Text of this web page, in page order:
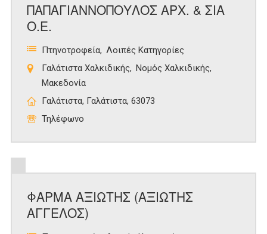
ΠΑΠΑΓΙΑΝΝΟΠΟΥΛΟΣ ΑΡΧ. & ΣΙΑ
Ο.Ε.
Πτηνοτροφεία Λοιπές Κατηγορίες
Γαλάτιστα Χαλκιδικής
Νομός Χαλκιδικής
Μακεδονία
Γαλάτιστα, Γαλάτιστα, 63073
Τηλέφωνο
ΦΑΡΜΑ ΑΞΙΩΤΗΣ (ΑΞΙΩΤΗΣ
ΑΓΓΕΛΟΣ)